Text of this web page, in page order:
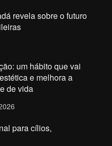
revela sobre o futuro
um hábito que vai
e melhora a
de vida
para cílios,